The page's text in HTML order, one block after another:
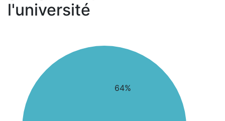
l'université
64%